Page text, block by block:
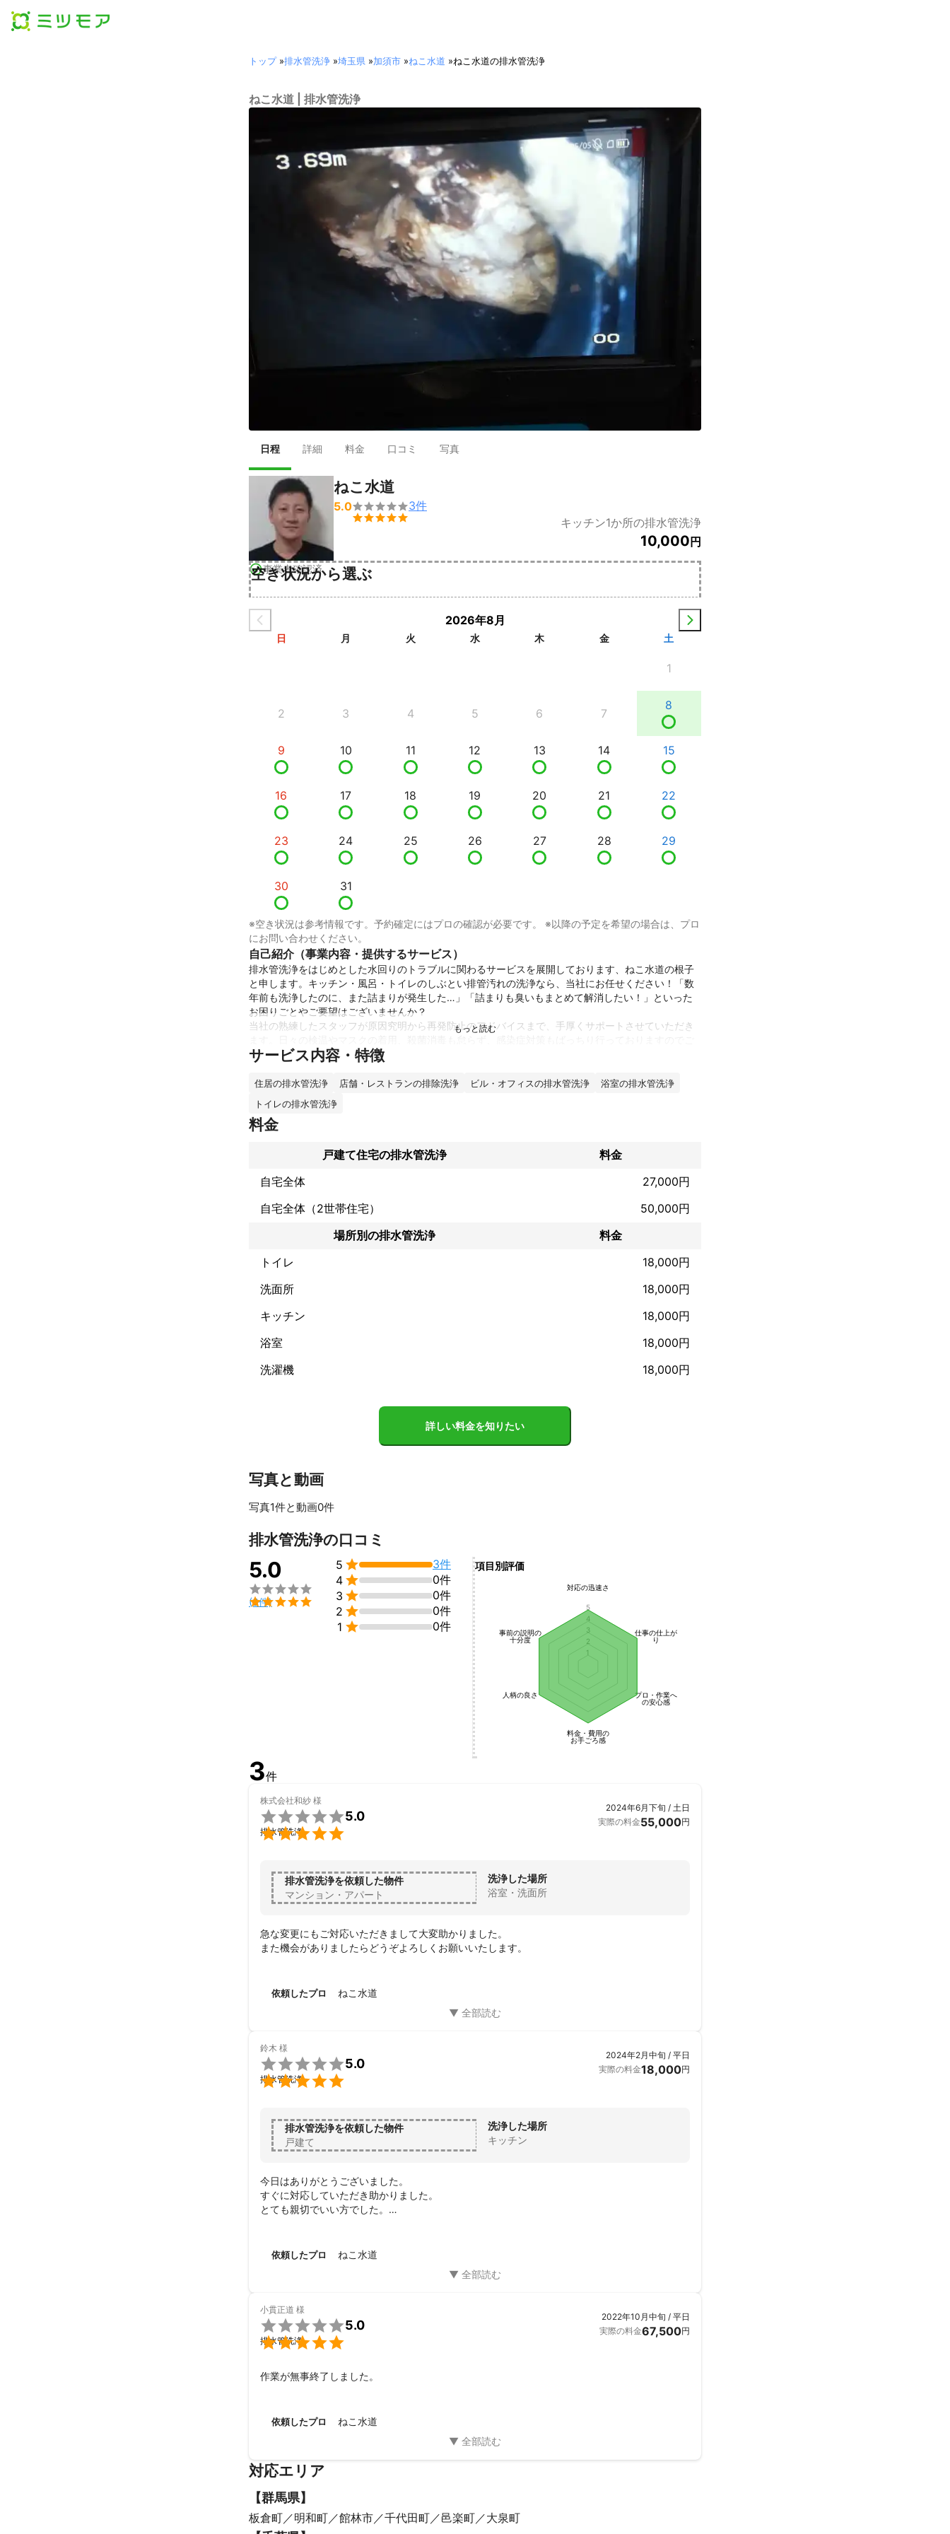
トップ»排水管洗浄 »埼玉県 »加須市 »ねこ水道 »ねこ水道の排水管洗浄
ねこ水道 | 排水管洗浄
日程 詳細 料金 口コミ 写真
事業者確認済
ねこ水道
5.0

3件
キッチン1か所の排水管洗浄
10,000 円
空き状況から選ぶ
2026年8月
日 月 火 水 木 金 土
1
2 3 4 5 6 7
8
9 10 11 12 13 14 15
16 17 18 19 20 21 22
23 24 25 26 27 28 29
30 31
※空き状況は参考情報です。予約確定にはプロの確認が必要です。 ※以降の予定を希望の場合は、プロ
にお問い合わせください。
自己紹介（事業内容・提供するサービス）
排水管洗浄をはじめとした水回りのトラブルに関わるサービスを展開しております、ねこ水道の根子
と申します。キッチン・風呂・トイレのしぶとい排管汚れの洗浄なら、当社にお任せください！「数
年前も洗浄したのに、また詰まりが発生した…」「詰まりも臭いもまとめて解消したい！」といった
お困りごとやご要望はございませんか？
当社の熟練したスタッフが原因究明から再発防止のアドバイスまで、手厚くサポートさせていただき
個人、法人、戸建て、マンションなど
アピールポイント
大手での経験も豊富です
宜しく御願い致します
サービス内容・特徴
住居の排水管洗浄 店舗・レストランの排除洗浄 ビル・オフィスの排水管洗浄
浴室の排水管洗浄
トイレの排水管洗浄
料金
戸建て住宅の排水管洗浄
料金
自宅全体
27,000円
自宅全体（2世帯住宅）
50,000円
場所別の排水管洗浄
料金
トイレ
18,000円
洗面所
18,000円
キッチン
18,000円
浴室
18,000円
洗濯機
18,000円
詳しい料金を知りたい
写真と動画
写真1件と動画0件
排水管洗浄の口コミ
5.0


(3件)
5 
3件
4 
0件
3 
0件
2 
0件
1  0件
項目別評価
対応の迅速さ
仕事の仕上が
り
プロ・作業へ
の安心感
料金・費用の
お手ごろ感
人柄の良さ
事前の説明の
十分度
1
2
3
4
5
3件
株式会社和紗 様


5.0
排水管洗浄
2024年6月下旬 / 土日
実際の料金55,000円
排水管洗浄を依頼した物件
マンション・アパート
洗浄した場所
浴室・洗面所
急な変更にもご対応いただきまして大変助かりました。
また機会がありましたらどうぞよろしくお願いいたします。
依頼したプロ ねこ水道
鈴木 様


5.0
排水管洗浄
2024年2月中旬 / 平日
実際の料金18,000円
排水管洗浄を依頼した物件
戸建て
洗浄した場所
キッチン
今日はありがとうございました。
すぐに対応していただき助かりました。
とても親切でいい方でした。
依頼したプロ ねこ水道
小貫正道 様


5.0
排水管洗浄
2022年10月中旬 / 平日
実際の料金67,500円
作業が無事終了しました。
依頼したプロ ねこ水道
対応エリア
【群馬県】
板倉町 明和町 館林市 千代田町 邑楽町 大泉町